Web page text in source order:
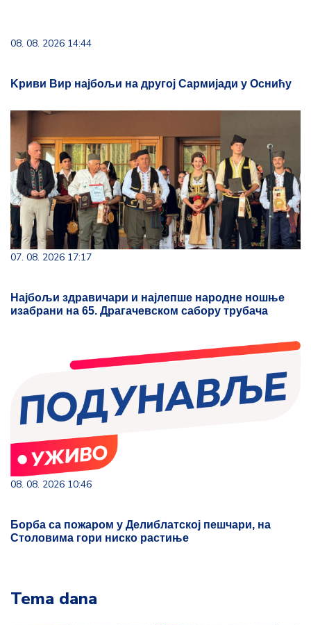
08. 08. 2026 14:44
Kриви Вир најбољи на другој Сармијади у Оснићу
07. 08. 2026 17:17
Најбољи здравичари и најлепше народне ношње
изабрани на 65. Драгачевском сабору трубача
08. 08. 2026 10:46
Борба са пожаром у Делиблатској пешчари, на
Столовима гори ниско растиње
Tema dana